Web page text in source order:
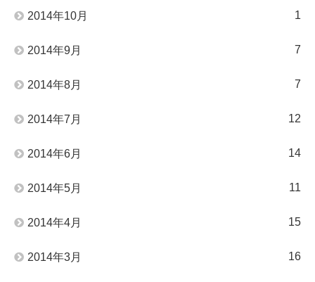
2014年10月 1
2014年9月 7
2014年8月 7
2014年7月 12
2014年6月 14
2014年5月 11
2014年4月 15
2014年3月 16